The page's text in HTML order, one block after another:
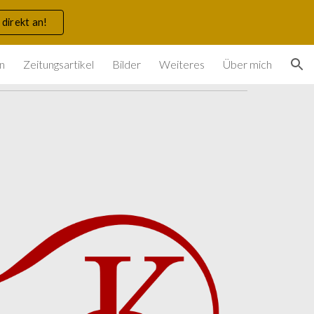
direkt an!
Zeitungsartikel Bilder Weiteres Über mich